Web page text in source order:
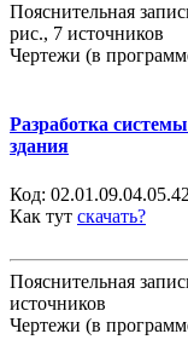
Пояснительная
рис., 7 источников
Чертежи (в
Разработка
здания
Код: 02.01.09.04.05.42
Как тут скачать?
Пояснительная
источников
Чертежи (в